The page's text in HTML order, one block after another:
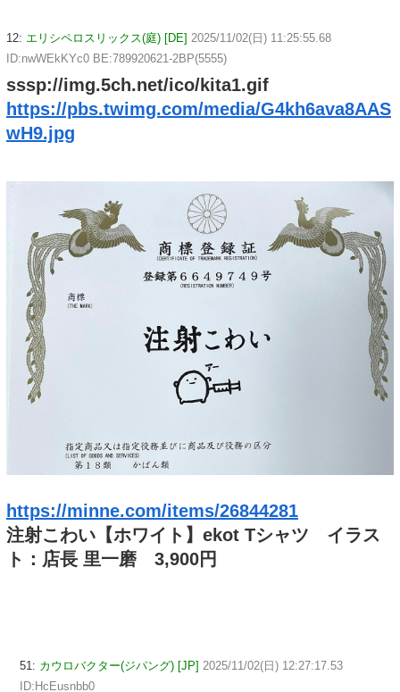
12: エリシペロスリックス(庭) [DE] 2025/11/02(日) 11:25:55.68
ID:nwWEkKYc0 BE:789920621-2BP(5555)
sssp://img.5ch.net/ico/kita1.gif
https://pbs.twimg.com/media/G4kh6ava8AAS
wH9.jpg
https://minne.com/items/26844281
注射こわい【ホワイト】ekot Tシャツ イラス
ト：店長 里一磨 3,900円
51: カウロバクター(ジパング) [JP] 2025/11/02(日) 12:27:17.53
ID:HcEusnbb0